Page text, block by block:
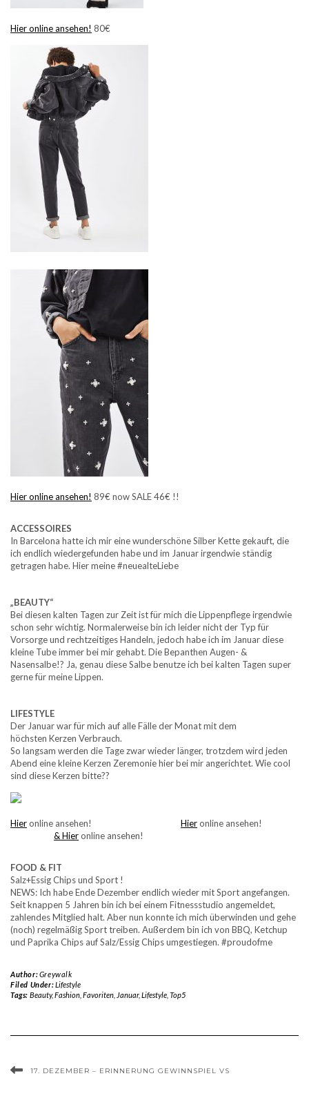
Hier online ansehen! 80€
Hier online ansehen! 89€ now SALE 46€ !!
ACCESSOIRES
In Barcelona hatte ich mir eine wunderschöne Silber Kette gekauft, die
ich endlich wiedergefunden habe und im Januar irgendwie ständig
getragen habe. Hier meine #neuealteLiebe
„BEAUTY“
Bei diesen kalten Tagen zur Zeit ist für mich die Lippenpflege irgendwie
schon sehr wichtig. Normalerweise bin ich leider nicht der Typ für
Vorsorge und rechtzeitiges Handeln, jedoch habe ich im Januar diese
kleine Tube immer bei mir gehabt. Die Bepanthen Augen- &
Nasensalbe!? Ja, genau diese Salbe benutze ich bei kalten Tagen super
gerne für meine Lippen.
LIFESTYLE
Der Januar war für mich auf alle Fälle der Monat mit dem
höchsten Kerzen Verbrauch.
So langsam werden die Tage zwar wieder länger, trotzdem wird jeden
Abend eine kleine Kerzen Zeremonie hier bei mir angerichtet. Wie cool
sind diese Kerzen bitte??
Hieronline ansehen! Hieronline ansehen!
& Hieronline ansehen!
FOOD & FIT
Salz+Essig Chips und Sport !
NEWS: Ich habe Ende Dezember endlich wieder mit Sport angefangen.
Seit knappen 5 Jahren bin ich bei einem Fitnessstudio angemeldet,
zahlendes Mitglied halt. Aber nun konnte ich mich überwinden und gehe
(noch) regelmäßig Sport treiben. Außerdem bin ich von BBQ, Ketchup
und Paprika Chips auf Salz/Essig Chips umgestiegen. #proudofme
Author:Greywalk
Filed Under:Lifestyle
Tags: Beauty,Fashion, Favoriten, Januar, Lifestyle, Top5
17. DEZEMBER – ERINNERUNG GEWINNSPIEL VS